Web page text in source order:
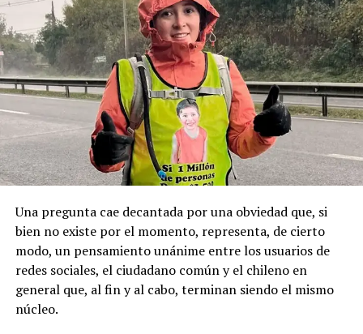
locales, principalmente de derecha.
Pese a la gravedad a la gravedad de los hechos, no se
registraron declaraciones públicas de su partido ni
sanciones políticas posteriores.
geopolítica que es tan importante”.
Recordemos que el 21 de Septiembre de 1883 se produjo
la Toma de Posesión del Estrecho de Magallanes, donde
el capitán Juan Guillermos y 23 tripulantes a bordo de la
Goleta de Guerra Ancud de la Armada tomaron posesión
de estas tierras patagónicas donde izaron la bandera
nacional declarando este territorio como parte de Chile.
Una pregunta cae decantada por una obviedad que, si
bien no existe por el momento, representa, de cierto
modo, un pensamiento unánime entre los usuarios de
redes sociales, el ciudadano común y el chileno en
general que, al fin y al cabo, terminan siendo el mismo
núcleo.